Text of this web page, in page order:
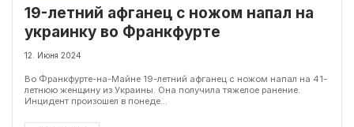
19-летний афганец с ножом напал на
украинку во Франкфурте
12. Июня 2024
Во Франкфурте-на-Майне 19-летний афганец с ножом напал на 41-
летнюю женщину из Украины. Она получила тяжелое ранение.
Инцидент произошел в понеде...